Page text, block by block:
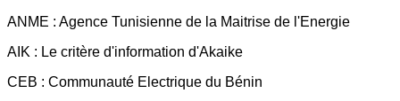
ANME : Agence Tunisienne de la Maitrise de l'Energie
AIK : Le critère d'information d'Akaike
CEB : Communauté Electrique du Bénin